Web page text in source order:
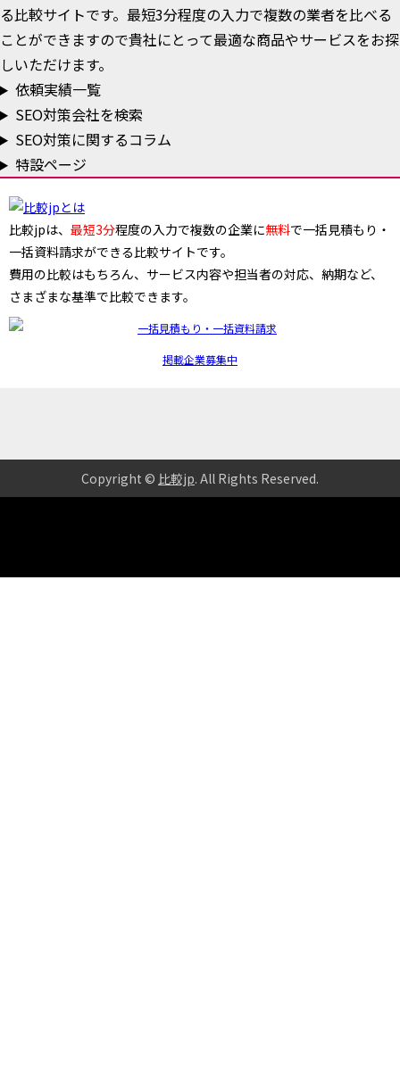
る比較サイトです。最短3分程度の入力で複数の業者を比べる
ことができますので貴社にとって最適な商品やサービスをお探
しいただけます。
依頼実績一覧
SEO対策会社を検索
SEO対策に関するコラム
特設ページ
比較jpは、 最短3分程度の入力で複数の企業に無料で一括見積もり・
一括資料請求ができる比較サイトです。
費用の比較はもちろん、サービス内容や担当者の対応、納期など、
さまざまな基準で比較できます。
掲載企業募集中
Copyright © 比較jp. All Rights Reserved.